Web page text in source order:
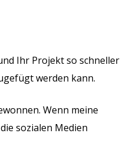
Ihr Projekt so schneller
werden kann.
Wenn meine
sozialen Medien